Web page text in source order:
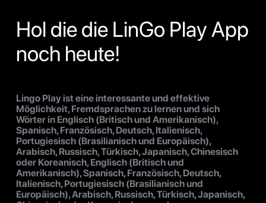
Hol die die LinGo Play App
noch heute!
Lingo Play ist eine interessante und effektive
Möglichkeit, Fremdsprachen zu lernen und sich
Wörter in Englisch (Britisch und Amerikanisch),
Spanisch, Französisch, Deutsch, Italienisch,
Portugiesisch (Brasilianisch und Europäisch),
Arabisch, Russisch, Türkisch, Japanisch, Chinesisch
oder Koreanisch, Englisch (Britisch und
Amerikanisch), Spanisch, Französisch, Deutsch,
Italienisch, Portugiesisch (Brasilianisch und
Europäisch), Arabisch, Russisch, Türkisch, Japanisch,